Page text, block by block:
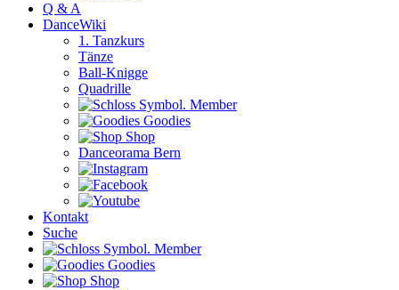
Q & A
DanceWiki
1. Tanzkurs
Tänze
Ball-Knigge
Quadrille
Member
Goodies
Shop
Danceorama Bern
Kontakt
Suche
Member
Goodies
Shop